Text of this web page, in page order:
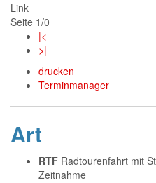
Link
Seite 1/0
|<
>|
drucken
Terminmanager
Art
RTF Radtourenfahrt mit
Zeitnahme